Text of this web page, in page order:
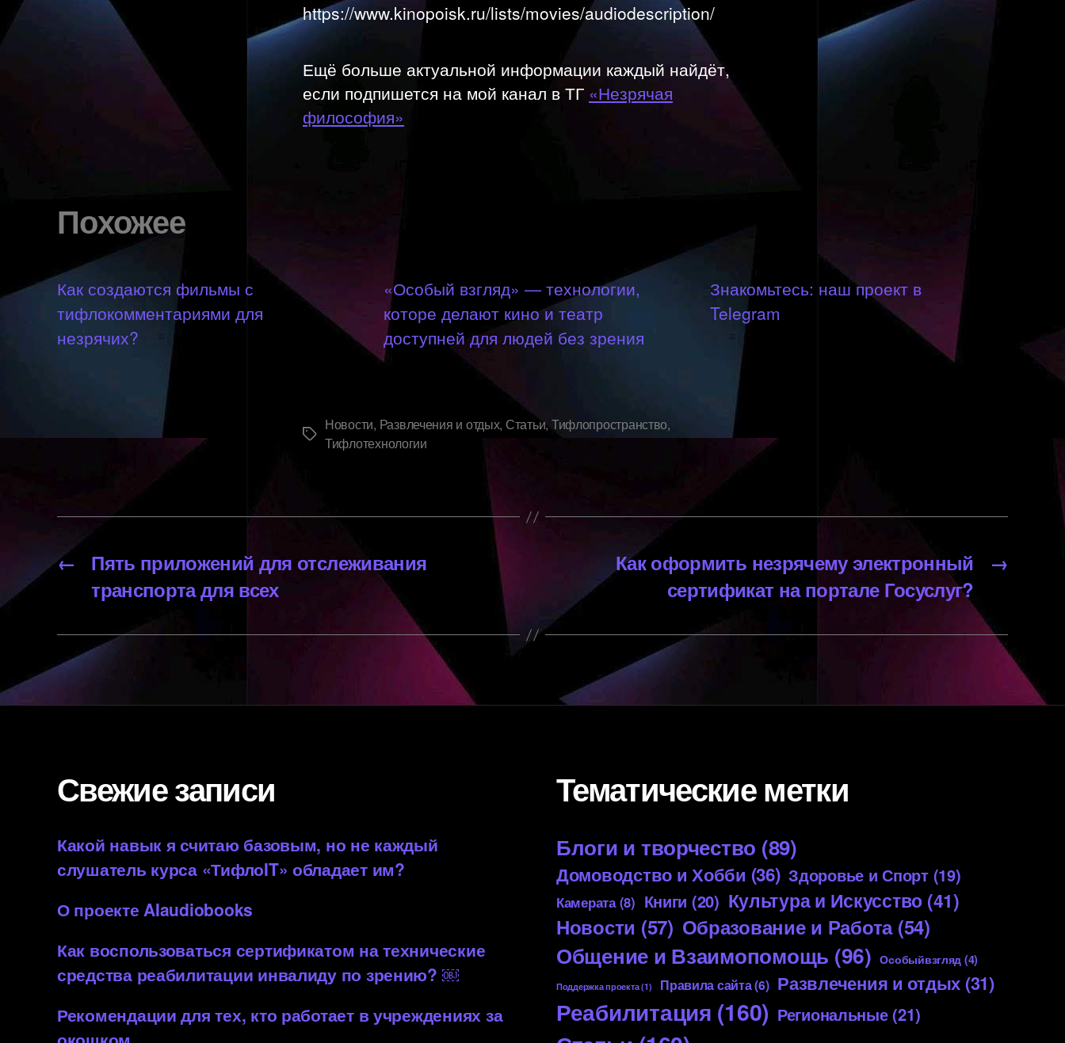
https://www.kinopoisk.ru/lists/movies/audiodescription/
Ещё больше актуальной информации каждый найдёт,
если подпишется на мой канал в ТГ «Незрячая
философия»
Похожее
Как создаются фильмы с
тифлокомментариями для
незрячих?
«Особый взгляд» — технологии,
которе делают кино и театр
доступней для людей без зрения
Знакомьтесь: наш проект в
Telegram
Метки
Новости, Развлечения и отдых, Статьи,Тифлопространство,
Тифлотехнологии
←
Пять приложений для отслеживания
транспорта для всех
→
Как оформить незрячему электронный
сертификат на портале Госуслуг?
Свежие записи
Какой навык я считаю базовым, но не каждый
слушатель курса «ТифлоIT» обладает им?
О проекте AIaudiobooks
Как воспользоваться сертификатом на технические
средства реабилитации инвалиду по зрению? ￼
Рекомендации для тех, кто работает в учреждениях за
Тематические метки
Блоги и творчество (89)
Домоводство и Хобби (36) Здоровье и Спорт(19)
Камерата(8) Книги (20) Культура и Искусство (41)
Новости (57) Образование и Работа(54)
Общение и Взаимопомощь (96) Особыйвзгляд (4)
Поддержка проекта(1) Правила сайта(6) Развлечения и отдых (31)
Реабилитация (160) Региональные(21)